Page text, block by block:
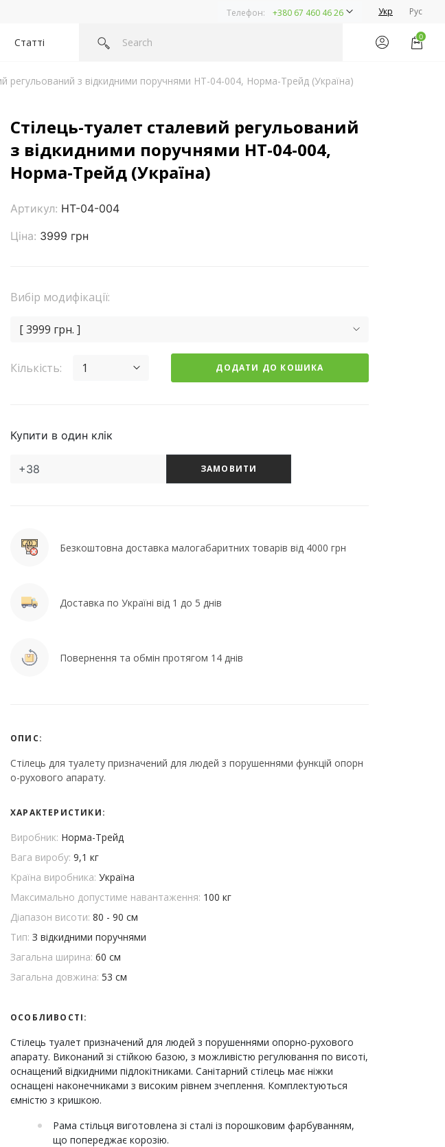
Телефон: +380 67 460 46 26 Укр Рус
Статті 0
регульований з відкидними поручнями НТ-04-004, Норма-Трейд (Україна)
Стілець-туалет сталевий регульований
з відкидними поручнями НТ-04-004,
Норма-Трейд (Україна)
Артикул: НТ-04-004
Ціна: 3999 грн
Вибір модифікації:
[ 3999 грн. ]
Кількість: 1 ДОДАТИ ДО КОШИКА
Купити в один клік
ЗАМОВИТИ
Безкоштовна доставка малогабаритних товарів від 4000 грн
Доставка по Україні від 1 до 5 днів
Повернення та обмін протягом 14 днів
ОПИС:
Стілець для туалету призначений для людей з порушеннями функцій опорн
о-рухового апарату.
ХАРАКТЕРИСТИКИ:
Виробник: Норма-Трейд
Вага виробу: 9,1 кг
Країна виробника: Україна
Максимально допустиме навантаження: 100 кг
Діапазон висоти: 80 - 90 см
Тип: З відкидними поручнями
Загальна ширина: 60 см
Загальна довжина: 53 см
ОСОБЛИВОСТІ:
Стілець туалет призначений для людей з порушеннями опорно-рухового
апарату. Виконаний зі стійкою базою, з можливістю регулювання по висоті,
оснащений відкидними підлокітниками. Санітарний стілець має ніжки
оснащені наконечниками з високим рівнем зчеплення. Комплектуються
ємністю з кришкою.
Рама стільця виготовлена зі сталі із порошковим фарбуванням,
що попереджає корозію.